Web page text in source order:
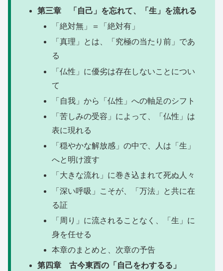
第三章 「自己」を忘れて、「生」を流れる
「絶対無」＝「絶対有」
「真理」とは、「究極の当たり前」であ
る
「仏性」に優劣は存在しないことについ
て
「自我」から「仏性」への軸足のシフト
「苦しみの受容」によって、「仏性」は
表に現れる
「穏やかな解放感」の中で、人は「生」
へと明け渡す
「大きな流れ」に巻き込まれて死ぬ人々
「深い呼吸」こそが、「万法」と共に在
る証
「周り」に流されることなく、「生」に
身を任せる
本章のまとめと、次章の予告
第四章 古今東西の「自己をわするる」